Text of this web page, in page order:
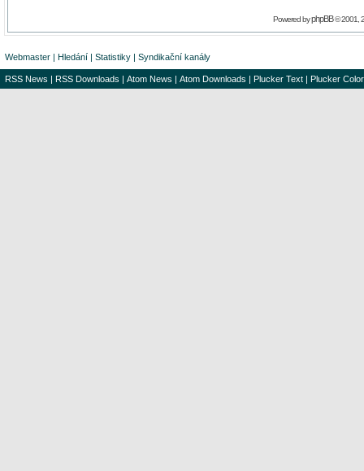
Powered byphpBB© 2001,
Webmaster | Hledání | Statistiky | Syndikační kanály
RSS News | RSS Downloads | Atom News | Atom Downloads | Plucker Text | Plucker Color